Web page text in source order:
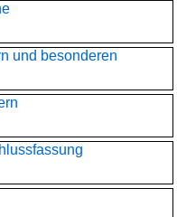
und besonderen